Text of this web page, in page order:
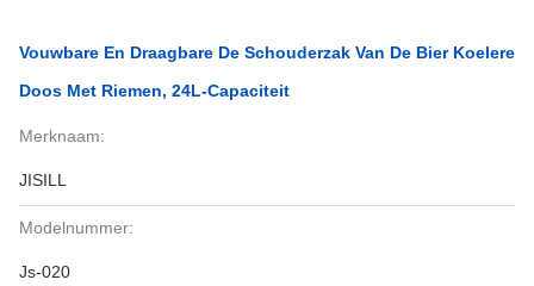
Vouwbare En Draagbare De Schouderzak Van De Bier Koelere
Doos Met Riemen, 24L-Capaciteit
Merknaam:
JISILL
Modelnummer:
Js-020